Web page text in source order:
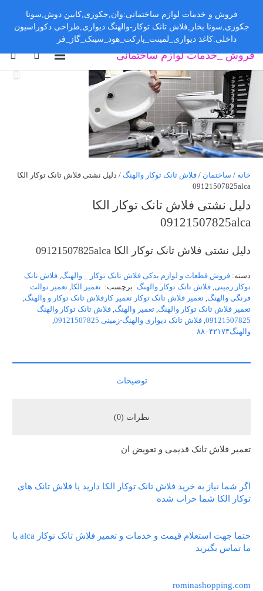
فروش _خدمات لوازم ساختمانی
خانه / ساختمان / فلاش تانک توکار والهنگ / دلیل نشتی فلاش تانک توکار الکا
09121507825alca
دلیل نشتی فلاش تانک توکار الکا
09121507825alca
دلیل نشتی فلاش تانک توکار الکا 09121507825alca
دسته: فروش قطعات و لوازم یدکی فلاش تانک توکار _ والهنگ, فلاش تانک
توکار زمینی, فلاش تانک توکار والهنگ برچسب: تعمیر الکا,تعمیر توالت
فرنگی والهنگ, تعمیر فلاش تانک توکار تعمیر کارفلاش تانک توکار و والهنگ,
تعمیر فلاش تانک توکار والهنگ, تعمیر والهنگ, فلاش تانک توکار والهنگ
09121507825
, فلاش تانک دیواری والهنگ-زمینی 09121507825
,
والهنگ۸۸۰۴۲۱۷۴
توضیحات
نظرات (0)
تعمیر فلاش تانک قدیمی و تعویض ان
اگر شما نیاز به خرید فلاش تانک توکار الکا دارید یا فلاش تانک های
توکار الکا شما خراب شده
حتما جهت استعلام قیمت و خدمات و تعمیر فلاش تانک توکار alca با
ما تماس بگیرید
rominashopping.com
فروش و خدمات لوازم ساختمانی:وان,جکوزی,کابین دوش,سونا
جکوزی,سونا بخار,فلاش تانک توکار-والهنگ دیواری,طراحی دکوراسیون
داخلی:کاغذ دیواری_لمینت_پارکت_هود_سینک_گاز_فر